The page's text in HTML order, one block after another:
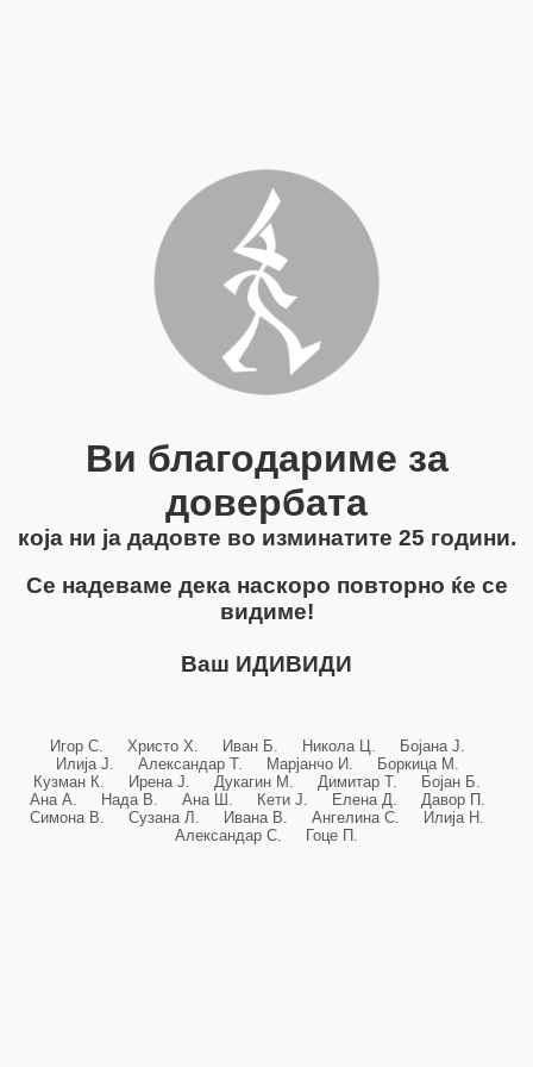
Ви благодариме за
довербата
која ни ја дадовте во изминатите 25 години.
Се надеваме дека наскоро повторно ќе се
видиме!
Ваш ИДИВИДИ
Игор С. Христо Х. Иван Б. Никола Ц. Бојана Ј.
Илија Ј. Александар Т. Марјанчо И. Боркица М.
Кузман К. Ирена Ј. Дукагин М. Димитар Т. Бојан Б.
Ана А. Нада В. Ана Ш. Кети Ј. Елена Д. Давор П.
Симона В. Сузана Л. Ивана В. Ангелина С. Илија Н.
Александар С. Гоце П.